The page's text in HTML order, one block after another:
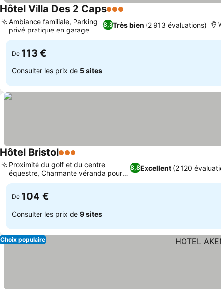
Hôtel Villa Des 2 Caps3 Étoiles
8,3Très bien (2 913 évaluations)
Ambiance familiale, Parking
privé pratique en garage
De 113 €
Consulter les prix de 5 sites
Hôtel Bristol3 Étoiles
8,8Excellent (2 120
Proximité du golf et du centre
équestre, Charmante véranda pour
les repas
De 104 €
Consulter les prix de 9 sites
Choix populaire